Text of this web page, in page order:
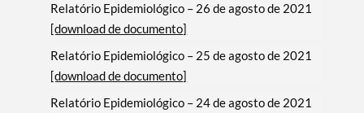
Relatório Epidemiológico – 26 de agosto de 2021
[download de documento]
Relatório Epidemiológico – 25 de agosto de 2021
[download de documento]
Relatório Epidemiológico – 24 de agosto de 2021